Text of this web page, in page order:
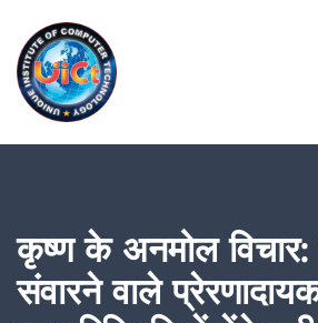
कृष्ण के अनमोल
संवारने वाले